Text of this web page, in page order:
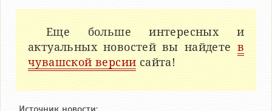
Еще больше интересных и
актуальных новостей вы найдете в
чувашской версии сайта!